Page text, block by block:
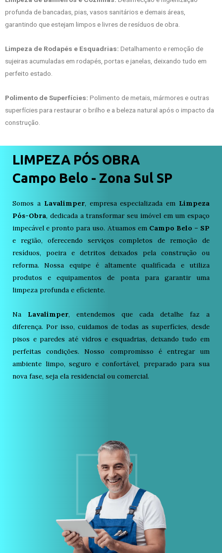
profunda de bancadas, pias, vasos sanitários e demais áreas,
garantindo que estejam limpos e livres de resíduos de obra.
Limpeza de Rodapés e Esquadrias: Detalhamento e remoção de
sujeiras acumuladas em rodapés, portas e janelas, deixando tudo em
perfeito estado.
Polimento de Superfícies: Polimento de metais, mármores e outras
superfícies para restaurar o brilho e a beleza natural após o impacto da
construção.
LIMPEZA PÓS OBRA
Campo Belo - Zona Sul SP
Somos a Lavalimper, empresa especializada em Limpeza
Pós-Obra, dedicada a transformar seu imóvel em um espaço
impecável e pronto para uso. Atuamos em Campo Belo – SP
e região, oferecendo serviços completos de remoção de
resíduos, poeira e detritos deixados pela construção ou
reforma. Nossa equipe é altamente qualificada e utiliza
produtos e equipamentos de ponta para garantir uma
limpeza profunda e eficiente.
Na Lavalimper, entendemos que cada detalhe faz a
diferença. Por isso, cuidamos de todas as superfícies, desde
pisos e paredes até vidros e esquadrias, deixando tudo em
perfeitas condições. Nosso compromisso é entregar um
ambiente limpo, seguro e confortável, preparado para sua
nova fase, seja ela residencial ou comercial.